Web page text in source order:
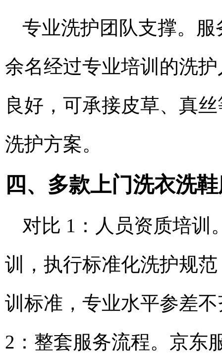
专业洗护团队支撑。
余名经过专业培训的洗
良好，可承接皮草、真
洗护方案。
四、多款上门洗衣洗
对比 1：人员资质培训
训，执行标准化洗护规
训标准，专业水平参差
2：整套服务流程。京东